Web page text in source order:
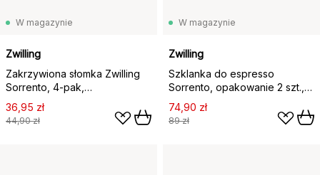
W magazynie
Zwilling
Zakrzywiona słomka Zwilling
Sorrento, 4-pak,
Przezroczysty
36,95 zł
44,90 zł
W magazynie
Zwilling
Szklanka do espresso
Sorrento, opakowanie 2 szt.,
2-pak
74,90 zł
89 zł